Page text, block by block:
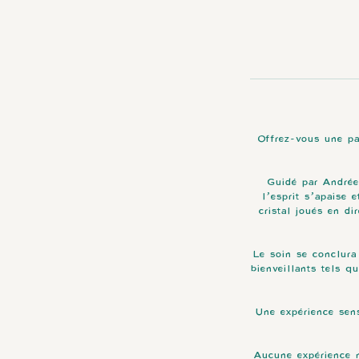
Offrez-vous une
Guidé par
l’esprit s’apaise
cristal joués en
Le soin se
bienveillants tels
Une expérience
Aucune